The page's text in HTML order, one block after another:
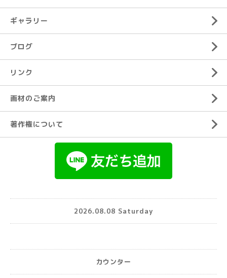
ギャラリー
ブログ
リンク
画材のご案内
著作権について
2026.08.08 Saturday
カウンター